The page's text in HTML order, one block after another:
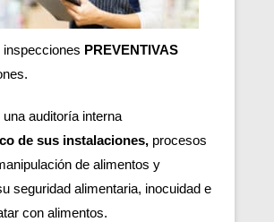
PREVENTIVAS
auditoría interna
de sus instalaciones, procesos
de alimentos y
seguridad alimentaria, inocuidad e
con alimentos.